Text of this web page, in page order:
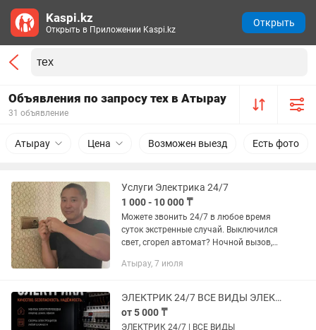
Объявления по запросу тех в Атырау
31 объявление
Атырау Цена Возможен выезд Есть фото
Услуги Электрика 24/7
1 000 - 10 000 ₸
Можете звонить 24/7 в любое время
суток экстренные случай. Выключился
свет, сгорел автомат? Ночной вызов,
Звоните, выезжаем на срочные вызовы
Атырау, 7 июля
ЭЛЕКТРИК 24/7 ВСЕ ВИДЫ ЭЛЕКТРОМОНТАЖНЫХ РАБОТ
от 5 000 ₸
ЭЛЕКТРИК 24/7 | ВСЕ ВИДЫ
Kaspi.kz
Открыть в Приложении Kaspi.kz
Открыть